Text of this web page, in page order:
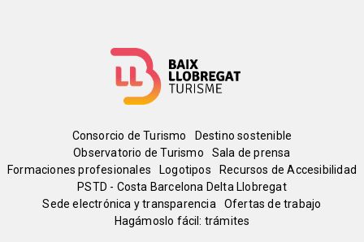
Menú
del
pie
Consorcio de Turismo
Destino sostenible
Observatorio de Turismo
Sala de prensa
Formaciones profesionales
Logotipos
Recursos de Accesibilidad
PSTD - Costa Barcelona Delta Llobregat
Sede electrónica y transparencia
Ofertas de trabajo
Hagámoslo fácil: trámites